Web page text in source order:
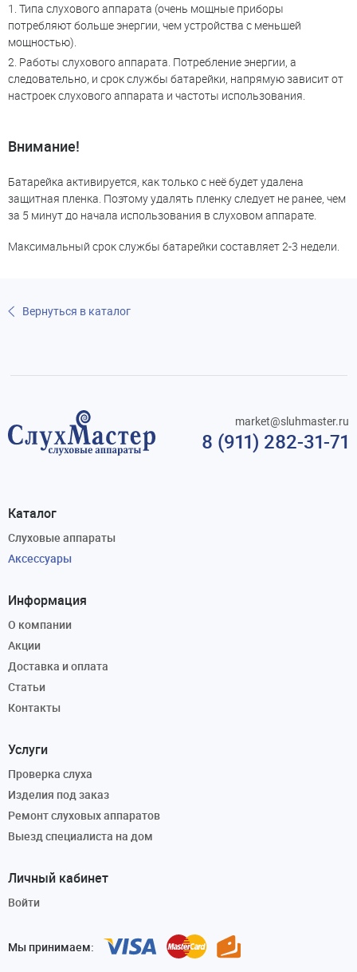
Типа слухового аппарата (очень мощные приборы
потребляют больше энергии, чем устройства с меньшей
мощностью).
Работы слухового аппарата. Потребление энергии, а
следовательно, и срок службы батарейки, напрямую зависит от
настроек слухового аппарата и частоты использования.
Внимание!
Батарейка активируется, как только с неё будет удалена
защитная пленка. Поэтому удалять пленку следует не ранее, чем
за 5 минут до начала использования в слуховом аппарате.
Максимальный срок службы батарейки составляет 2-3 недели.
Вернуться в каталог
8 (911) 282-31-71
market@sluhmaster.ru
Каталог
Слуховые аппараты
Аксессуары
Информация
О компании
Акции
Доставка и оплата
Статьи
Контакты
Услуги
Проверка слуха
Изделия под заказ
Ремонт слуховых аппаратов
Выезд специалиста на дом
Личный кабинет
Войти
Мы принимаем: